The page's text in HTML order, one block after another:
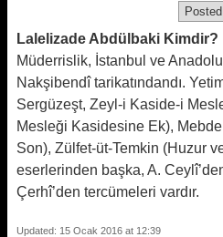
Lalelizade Abdülbaki Kimdir?
Müderrislik, İstanbul ve
Nakşibendî tarikatındandı.
Sergüzeşt, Zeyl-i Kaside-i
Mesleği Kasidesine Ek),
Son), Zülfet-üt-Temkin (Huzur
eserlerinden başka, A.
Çerhî’den tercümeleri vardır.
Updated: 15 Ocak 2016 at 12:39